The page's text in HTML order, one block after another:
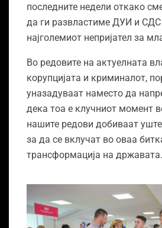
последните недели откако
да ги развластиме ДУИ и СДС
најголемиот непријател за
Во редовите на актуелната
корупцијата и криминалот,
уназадуваат наместо да
дека тоа е клучниот момент
нашите редови добиваат
за да се вклучат во оваа
трансформација на државата.